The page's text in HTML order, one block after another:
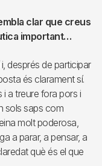
clar que creus
important…
després de participar
és clarament sí.
a treure fora pors i
sols saps com
molt poderosa,
a parar, a pensar, a
què és el que